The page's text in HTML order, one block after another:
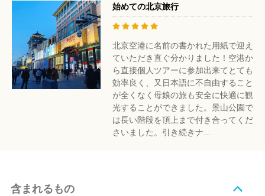
始めての北京旅行
北京空港に名前の書かれた用紙で迎え
ていただき直ぐ分かりました！空港か
ら直接個人ツアーに参加出来てとても
効率良く、又日本語に不自由すること
が全くなく母娘の旅も安全に快適に観
光することができました。景山公園で
は長い階段を頂上まで付き合ってくだ
さいました。引き続きナ...
含まれるもの